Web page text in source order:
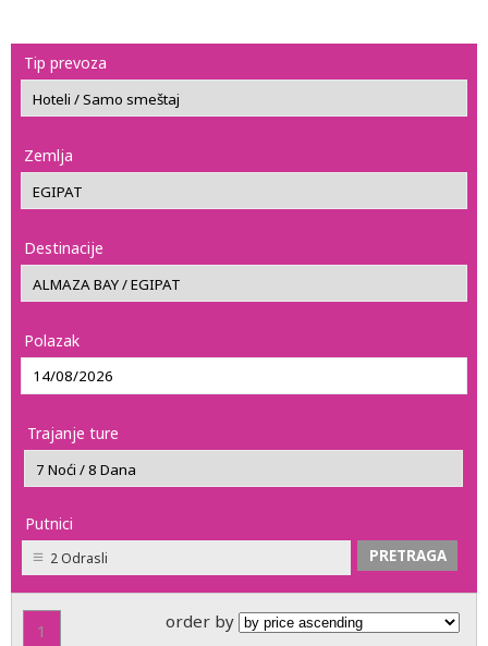
Tip prevoza
Zemlja
Destinacije
Polazak
Trajanje ture
Putnici
2 Odrasli
1 order by